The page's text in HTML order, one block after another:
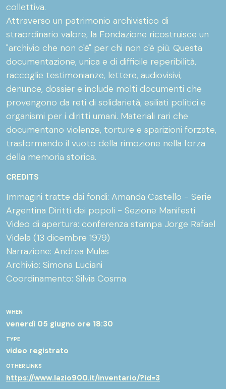
WHEN
venerdì 05 giugno ore 18:30
TYPE
video registrato
OTHER LINKS
https://www.lazio900.it/inventario/?id=3
collettiva.
Attraverso un patrimonio archivistico di
straordinario valore, la Fondazione ricostruisce un
"archivio che non c'è" per chi non c'è più. Questa
documentazione, unica e di difficile reperibilità,
raccoglie testimonianze, lettere, audiovisivi,
denunce, dossier e include molti documenti che
provengono da reti di solidarietà, esiliati politici e
organismi per i diritti umani. Materiali rari che
documentano violenze, torture e sparizioni forzate,
trasformando il vuoto della rimozione nella forza
della memoria storica.
CREDITS
Immagini tratte dai fondi: Amanda Castello - Serie
Argentina Diritti dei popoli - Sezione Manifesti
Video di apertura: conferenza stampa Jorge Rafael
Videla (13 dicembre 1979)
Narrazione: Andrea Mulas
Archivio: Simona Luciani
Coordinamento: Silvia Cosma